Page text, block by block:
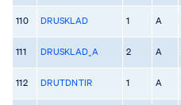
110 DRUSKLAD 1 A
111 DRUSKLAD_A 2 A
112 DRUTDNTIR 1 A